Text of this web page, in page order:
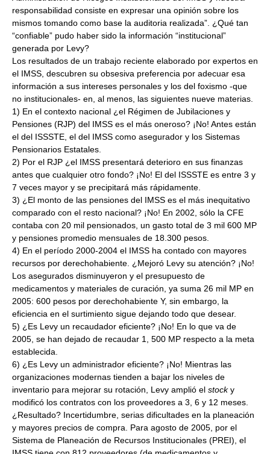
responsabilidad consiste en expresar una opinión sobre los
mismos tomando como base la auditoria realizada”. ¿Qué tan
“confiable” pudo haber sido la información “institucional”
generada por Levy?
Los resultados de un trabajo reciente elaborado por expertos en
el IMSS, descubren su obsesiva preferencia por adecuar esa
información a sus intereses personales y los del foxismo -que
no institucionales- en, al menos, las siguientes nueve materias.
1) En el contexto nacional ¿el Régimen de Jubilaciones y
Pensiones (RJP) del IMSS es el más oneroso? ¡No! Antes están
el del ISSSTE, el del IMSS como asegurador y los Sistemas
Pensionarios Estatales.
2) Por el RJP ¿el IMSS presentará deterioro en sus finanzas
antes que cualquier otro fondo? ¡No! El del ISSSTE es entre 3 y
7 veces mayor y se precipitará más rápidamente.
3) ¿El monto de las pensiones del IMSS es el más inequitativo
comparado con el resto nacional? ¡No! En 2002, sólo la CFE
contaba con 20 mil pensionados, un gasto total de 3 mil 600 MP
y pensiones promedio mensuales de 18.300 pesos.
4) En el período 2000-2004 el IMSS ha contado con mayores
recursos por derechohabiente. ¿Mejoró Levy su atención? ¡No!
Los asegurados disminuyeron y el presupuesto de
medicamentos y materiales de curación, ya suma 26 mil MP en
2005: 600 pesos por derechohabiente Y, sin embargo, la
eficiencia en el surtimiento sigue dejando todo que desear.
5) ¿Es Levy un recaudador eficiente? ¡No! En lo que va de
2005, se han dejado de recaudar 1, 500 MP respecto a la meta
establecida.
6) ¿Es Levy un administrador eficiente? ¡No! Mientras las
organizaciones modernas tienden a bajar los niveles de
inventario para mejorar su rotación, Levy amplió el stocky
modificó los contratos con los proveedores a 3, 6 y 12 meses.
¿Resultado? Incertidumbre, serias dificultades en la planeación
y mayores precios de compra. Para agosto de 2005, por el
Sistema de Planeación de Recursos Institucionales (PREI), el